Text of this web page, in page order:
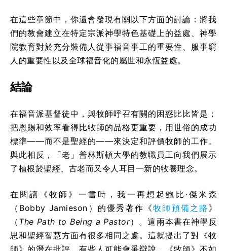
在這些章節中，你還會發現有關以下方面的討論：將我
們的教會建立在特定宗派神學特色基礎上的益處、神學
院教育對於充分裝備人從事福音事工的重要性、服事窮
人的重要性以及全球福音化的屬世和永恆益處。
結論
在福音派基督徒中，與牧師呼召有關的困惑比比皆是；
把恩賜和效率看得比牧師的品格更重要，用世俗的成功
標準——而不是聖經的——來決定和評價牧師的工作。
與此相反，「老」普林斯頓大學的教職員工向我們展示
了植根於聖經、古老而又令人耳目一新的牧養理念。
在閱讀《牧師》一書時，我一再想起鮑比·傑米森
（Bobby Jamieson）的優秀著作《牧師預備之路 》
（ The Path to Being a Pastor）。這兩本書在神學反
思和聖經智慧方面有很多相同之處。這就提出了對《牧
師》的潛在批評。有些人可能會爭辯說，《牧師》不如